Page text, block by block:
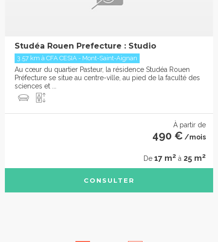
Studéa Rouen Prefecture : Studio
3.57 km à CFA CESIA - Mont-Saint-Aignan
Au cœur du quartier Pasteur, la résidence Studéa Rouen
Préfecture se situe au centre-ville, au pied de la faculté des
sciences et ...
À partir de
490 € /mois
De 17 m2 à 25 m2
CONSULTER